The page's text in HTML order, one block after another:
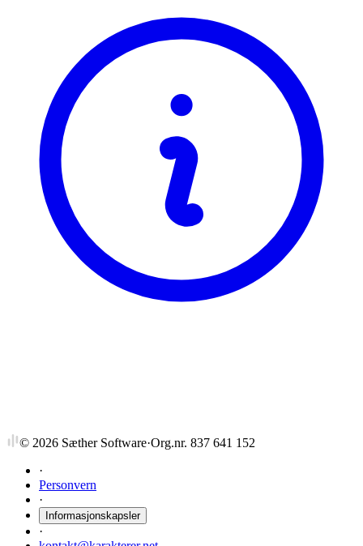
© 2026 Sæther Software·Org.nr. 837 641 152
·
Personvern
·
Informasjonskapsler
·